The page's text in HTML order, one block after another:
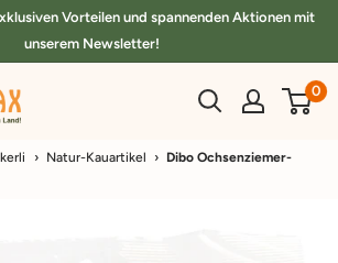
Vorteilen und spannenden Aktionen mit
unserem Newsletter!
0
› Natur-Kauartikel › Dibo Ochsenziemer-